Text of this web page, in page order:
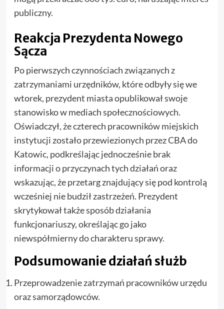
publiczny.
Reakcja Prezydenta Nowego
Sącza
Po pierwszych czynnościach związanych z
zatrzymaniami urzędników, które odbyły się we
wtorek, prezydent miasta opublikował swoje
stanowisko w mediach społecznościowych.
Oświadczył, że czterech pracowników miejskich
instytucji zostało przewiezionych przez CBA do
Katowic, podkreślając jednocześnie brak
informacji o przyczynach tych działań oraz
wskazując, że przetarg znajdujący się pod kontrolą
wcześniej nie budził zastrzeżeń. Prezydent
skrytykował także sposób działania
funkcjonariuszy, określając go jako
niewspółmierny do charakteru sprawy.
Podsumowanie działań służb
Przeprowadzenie zatrzymań pracowników urzędu
oraz samorządowców.